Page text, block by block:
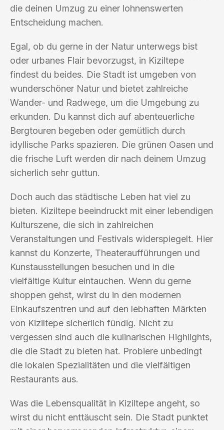
die deinen Umzug zu einer lohnenswerten
Entscheidung machen.
Egal, ob du gerne in der Natur unterwegs bist
oder urbanes Flair bevorzugst, in Kiziltepe
findest du beides. Die Stadt ist umgeben von
wunderschöner Natur und bietet zahlreiche
Wander- und Radwege, um die Umgebung zu
erkunden. Du kannst dich auf abenteuerliche
Bergtouren begeben oder gemütlich durch
idyllische Parks spazieren. Die grünen Oasen und
die frische Luft werden dir nach deinem Umzug
sicherlich sehr guttun.
Doch auch das städtische Leben hat viel zu
bieten. Kiziltepe beeindruckt mit einer lebendigen
Kulturszene, die sich in zahlreichen
Veranstaltungen und Festivals widerspiegelt. Hier
kannst du Konzerte, Theateraufführungen und
Kunstausstellungen besuchen und in die
vielfältige Kultur eintauchen. Wenn du gerne
shoppen gehst, wirst du in den modernen
Einkaufszentren und auf den lebhaften Märkten
von Kiziltepe sicherlich fündig. Nicht zu
vergessen sind auch die kulinarischen Highlights,
die die Stadt zu bieten hat. Probiere unbedingt
die lokalen Spezialitäten und die vielfältigen
Restaurants aus.
Was die Lebensqualität in Kiziltepe angeht, so
wirst du nicht enttäuscht sein. Die Stadt punktet